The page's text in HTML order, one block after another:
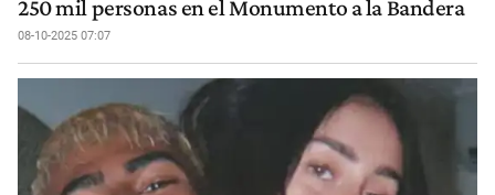
250 mil personas en el Monumento a la Bandera
08-10-2025 07:07